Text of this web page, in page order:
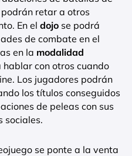
retar a otros
En el dojo se podrá
de combate en el
en la modalidad
con otros cuando
Los jugadores podrán
los títulos conseguidos
de peleas con sus
sociales.
se ponte a la venta